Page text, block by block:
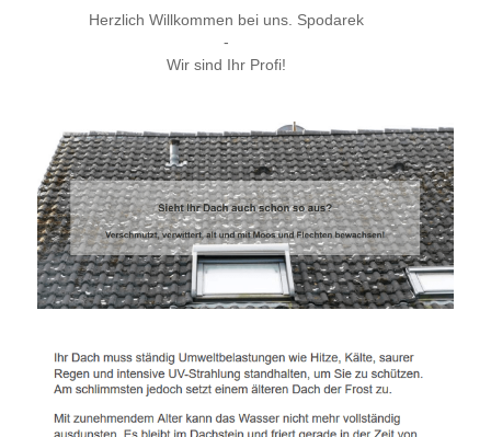
Herzlich Willkommen bei uns. Spodarek
-
Wir sind Ihr Profi!